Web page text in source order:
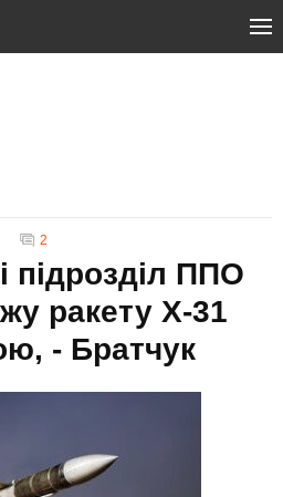
2
підрозділ ППО
ракету Х-31
- Братчук